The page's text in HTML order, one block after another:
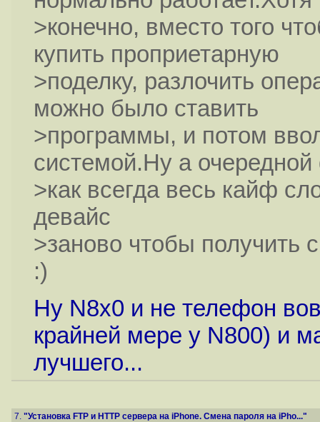
>конечно, вместо того
купить проприетарную
>поделку, разлочить
можно было ставить
>программы, и потом
системой.Ну а
>как всегда весь кайф
девайс
>заново чтобы получить
:)
Ну N8x0 и не телефон
крайней мере у N800) и
лучшего...
7. "Установка FTP и HTTP сервера на iPhone. Смена пароля на iPho..."